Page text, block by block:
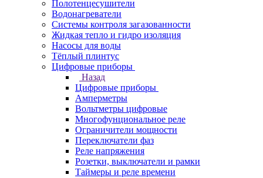
Полотенцесушители
Водонагреватели
Системы контроля загазованности
Жидкая тепло и гидро изоляция
Насосы для воды
Тёплый плинтус
Цифровые приборы
Назад
Цифровые приборы
Амперметры
Вольтметры цифровые
Многофунциональное реле
Ограничители мощности
Переключатели фаз
Реле напряжения
Розетки, выключатели и рамки
Таймеры и реле времени